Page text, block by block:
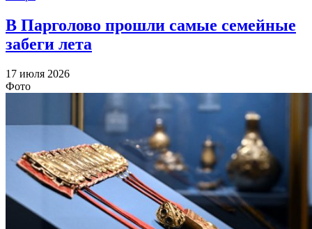
В Парголово прошли самые семейные
забеги лета
17 июля 2026
Фото